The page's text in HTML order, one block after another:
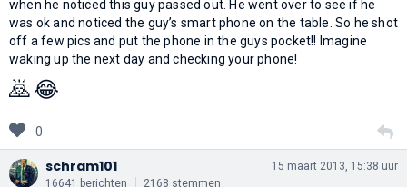
when he noticed this guy passed out. He went over to see if he
was ok and noticed the guy’s smart phone on the table. So he shot
off a few pics and put the phone in the guys pocket!! Imagine
waking up the next day and checking your phone!
🙇😂
0
schram101
16641 berichten 2168 stemmen
15 maart 2013, 15:38 uur